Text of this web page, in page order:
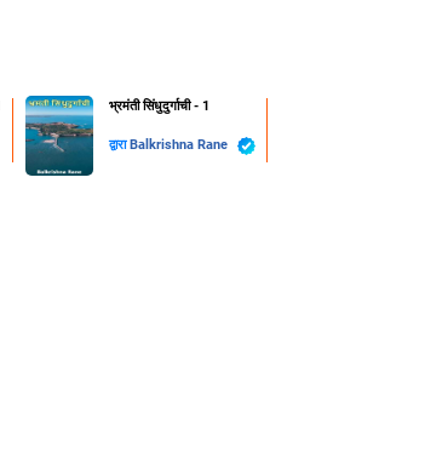
भ्रमंती सिंधुदुर्गाची - 1
द्वारा Balkrishna Rane